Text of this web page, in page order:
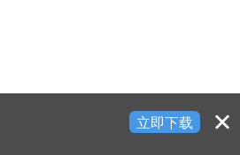
立即下载